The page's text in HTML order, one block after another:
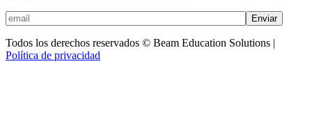
Enviar
Todos los derechos reservados © Beam Education Solutions |
Política de privacidad